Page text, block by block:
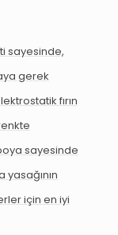
sayesinde,
gerek
fırın
sayesinde
için en iyi